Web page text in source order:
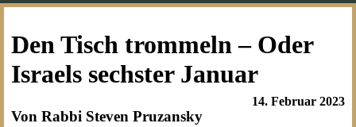
Den Tisch trommeln – Oder
Israels sechster Januar
14. Februar 2023
Von Rabbi Steven Pruzansky